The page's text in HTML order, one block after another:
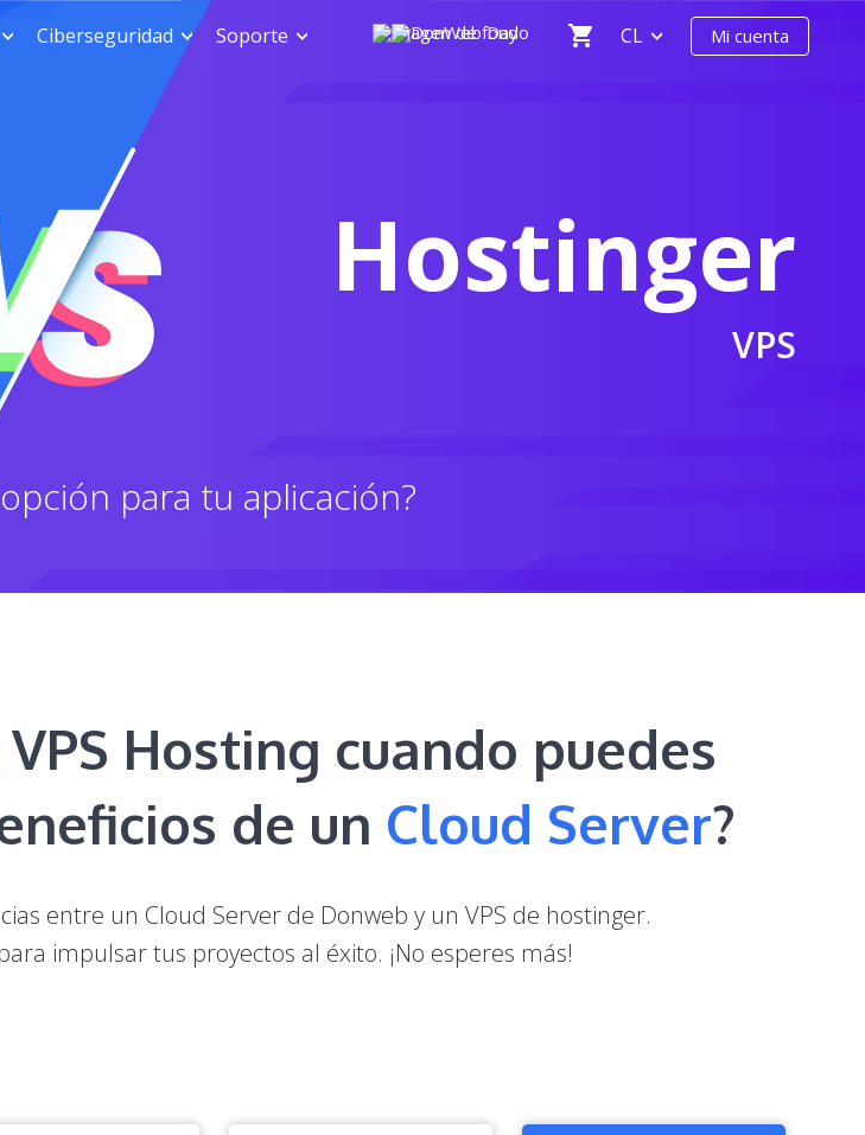
Ciberseguridad Soporte CL Mi cuenta
Hostinger
VPS
para tu aplicación?
Hosting cuando puedes
de un Cloud Server?
entre un Cloud Server de Donweb y un VPS de hostinger.
impulsar tus proyectos al éxito. ¡No esperes más!